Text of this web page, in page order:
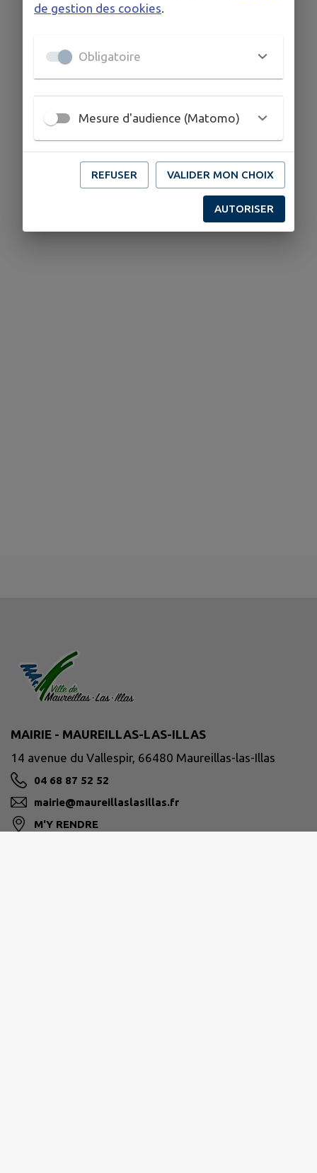
MAIRIE - MAUREILLAS-LAS-ILLAS
14 avenue du Vallespir, 66480 Maureillas-las-Illas
04 68 87 52 52
mairie@maureillaslasillas.fr
M'Y RENDRE
de gestion des cookies
Obligatoire
Mesure d'audience (Matomo)
REFUSER VALIDER MON CHOIX
AUTORISER